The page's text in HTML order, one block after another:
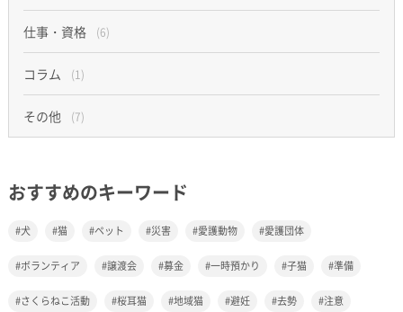
仕事・資格 (6)
コラム (1)
その他 (7)
おすすめのキーワード
犬 猫 ペット 災害 愛護動物 愛護団体
ボランティア 譲渡会 募金 一時預かり 子猫 準備
さくらねこ活動 桜耳猫 地域猫 避妊 去勢 注意